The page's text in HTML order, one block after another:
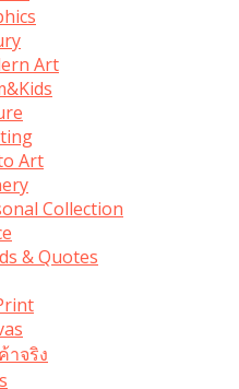
Art
Art
Collection
& Quotes
าจริง